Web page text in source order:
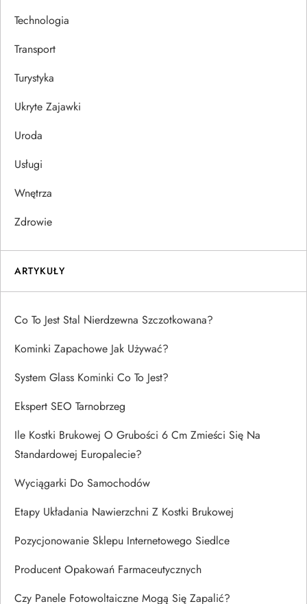
Technologia
Transport
Turystyka
Ukryte Zajawki
Uroda
Usługi
Wnętrza
Zdrowie
ARTYKUŁY
Co To Jest Stal Nierdzewna Szczotkowana?
Kominki Zapachowe Jak Używać?
System Glass Kominki Co To Jest?
Ekspert SEO Tarnobrzeg
Ile Kostki Brukowej O Grubości 6 Cm Zmieści Się Na
Standardowej Europalecie?
Wyciągarki Do Samochodów
Etapy Układania Nawierzchni Z Kostki Brukowej
Pozycjonowanie Sklepu Internetowego Siedlce
Producent Opakowań Farmaceutycznych
Czy Panele Fotowoltaiczne Mogą Się Zapalić?